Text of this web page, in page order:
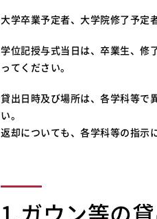
大学卒業予定者、大学院修了予定
学位記授与式当日は、卒業生、修
ってください。
貸出日時及び場所は、各学科等で
い。
返却についても、各学科等の指示